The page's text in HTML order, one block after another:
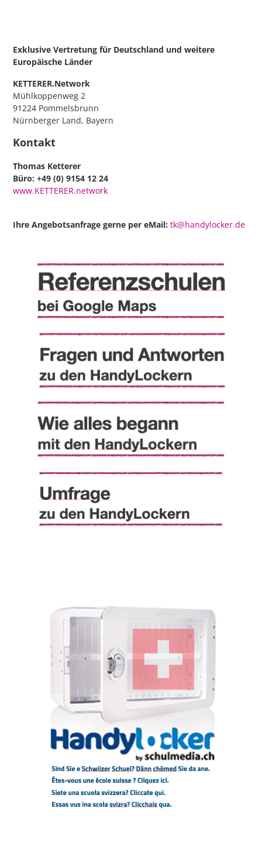
Exklusive Vertretung für Deutschland und weitere
Europäische Länder
KETTERER.Network
Mühlkoppenweg 2
91224 Pommelsbrunn
Nürnberger Land, Bayern
Kontakt
Thomas Ketterer
Büro: +49 (0) 9154 12 24
www.KETTERER.network
Ihre Angebotsanfrage gerne per eMail:tk@handylocker.de